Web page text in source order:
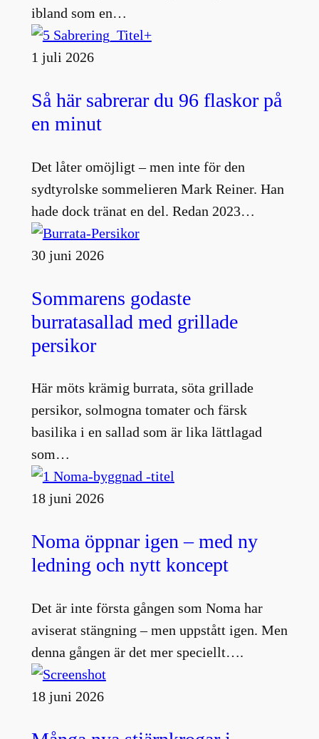
ibland som en…
1 juli 2026
Så här sabrerar du 96 flaskor på
en minut
Det låter omöjligt – men inte för den
sydtyrolske sommelieren Mark Reiner. Han
hade dock tränat en del. Redan 2023…
30 juni 2026
Sommarens godaste
burratasallad med grillade
persikor
Här möts krämig burrata, söta grillade
persikor, solmogna tomater och färsk
basilika i en sallad som är lika lättlagad
som…
18 juni 2026
Noma öppnar igen – med ny
ledning och nytt koncept
Det är inte första gången som Noma har
aviserat stängning – men uppstått igen. Men
denna gången är det mer speciellt….
18 juni 2026